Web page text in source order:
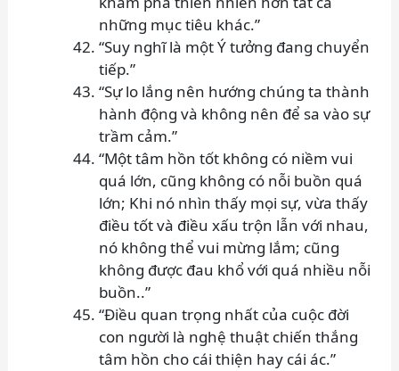
những mục tiêu khác.”
“Suy nghĩ là một Ý tưởng đang chuyển
tiếp.”
“Sự lo lắng nên hướng chúng ta thành
hành động và không nên để sa vào sự
trầm cảm.”
“Một tâm hồn tốt không có niềm vui
quá lớn, cũng không có nỗi buồn quá
lớn; Khi nó nhìn thấy mọi sự, vừa thấy
điều tốt và điều xấu trộn lẫn với nhau,
nó không thể vui mừng lắm; cũng
không được đau khổ với quá nhiều nỗi
buồn..”
“Điều quan trọng nhất của cuộc đời
con người là nghệ thuật chiến thắng
tâm hồn cho cái thiện hay cái ác.”